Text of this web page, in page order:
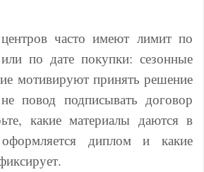
часто имеют лимит по
по дате покупки: сезонные
мотивируют принять решение
повод подписывать договор
какие материалы даются в
диплом и какие